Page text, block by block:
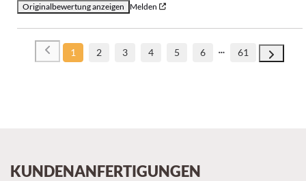
Originalbewertung anzeigen Melden
1 2 3 4 5 6 61
KUNDENANFERTIGUNGEN